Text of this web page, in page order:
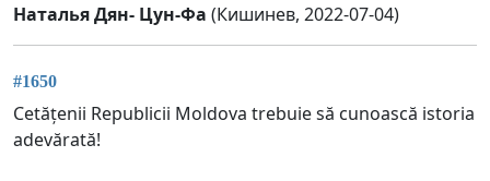
Наталья Дян- Цун-Фа (Кишинев, 2022-07-04)
#1650
Cetățenii Republicii Moldova trebuie să cunoască istoria
adevărată!